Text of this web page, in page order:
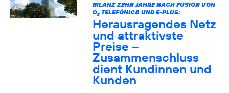
BILANZ ZEHN JAHRE NACH FUSION VON
O2TELEFÓNICA UND E-PLUS:
Herausragendes Netz
und attraktivste
Preise –
Zusammenschluss
dient Kundinnen und
Kunden